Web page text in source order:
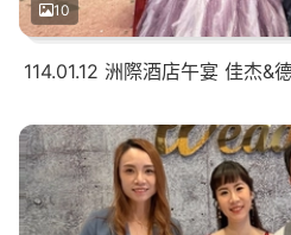
10
114.01.12 洲際酒店午宴 佳杰&